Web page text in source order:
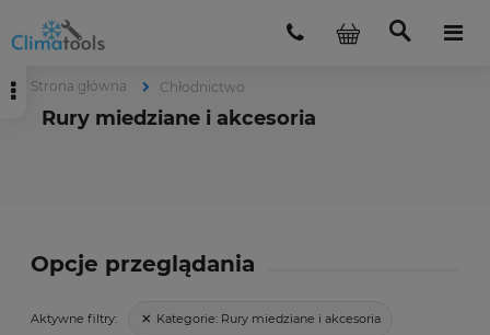
Strona główna Chłodnictwo
Rury miedziane i akcesoria
Opcje przeglądania
Aktywne filtry: Kategorie: Rury miedziane i akcesoria